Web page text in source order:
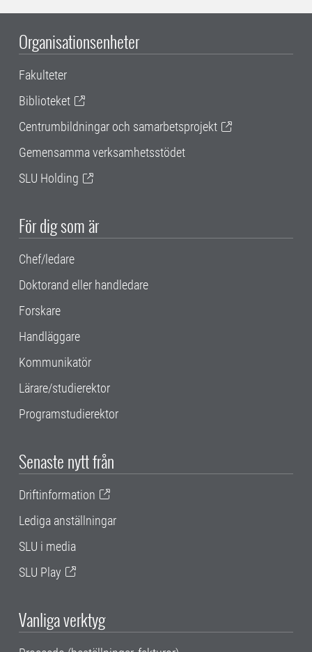
Organisationsenheter
Fakulteter
Biblioteket
Centrumbildningar och samarbetsprojekt
Gemensamma verksamhetsstödet
SLU Holding
För dig som är
Chef/ledare
Doktorand eller handledare
Forskare
Handläggare
Kommunikatör
Lärare/studierektor
Programstudierektor
Senaste nytt från
Driftinformation
Lediga anställningar
SLU i media
SLU Play
Vanliga verktyg